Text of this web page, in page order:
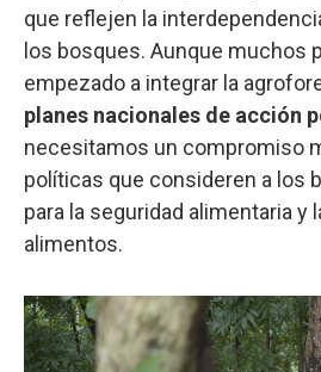
que reflejen la
los bosques. Aunque muchos
empezado a integrar la
planes nacionales de acción
necesitamos un compromiso
políticas que consideren a los
para la seguridad alimentaria y
alimentos.